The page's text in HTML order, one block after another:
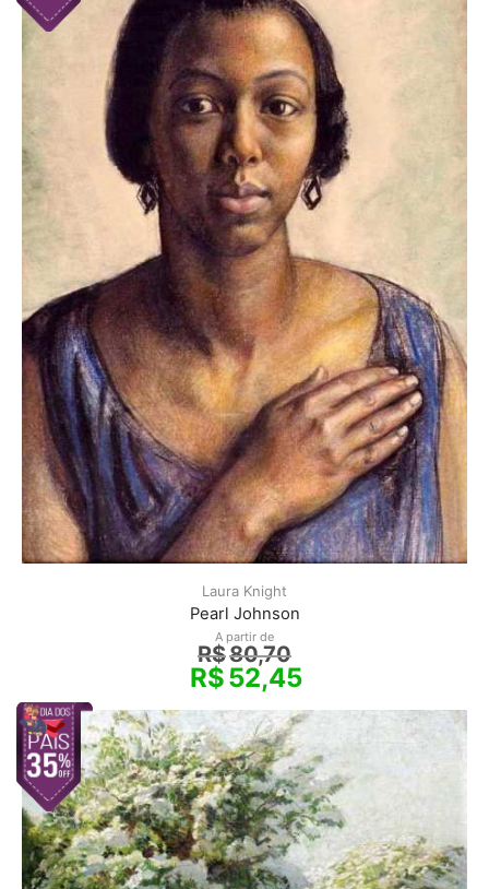
Laura Knight
Pearl Johnson
A partir de
R$80,70
R$52,45